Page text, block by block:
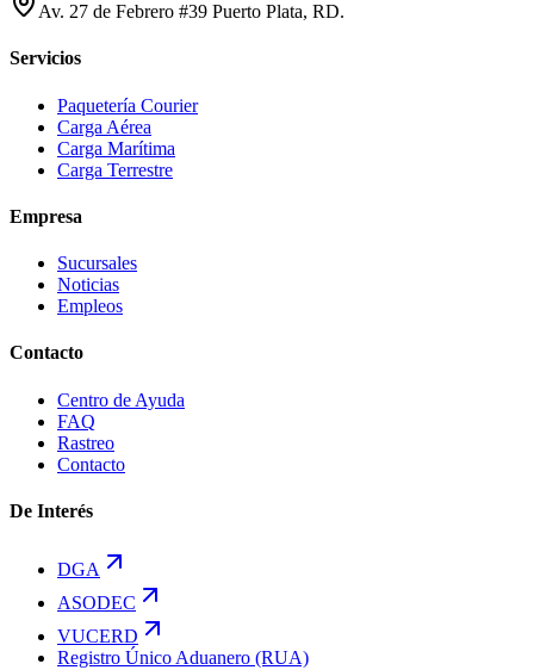
Av. 27 de Febrero #39 Puerto Plata, RD.
Servicios
Paquetería Courier
Carga Aérea
Carga Marítima
Carga Terrestre
Empresa
Sucursales
Noticias
Empleos
Contacto
Centro de Ayuda
FAQ
Rastreo
Contacto
De Interés
DGA
ASODEC
VUCERD
Registro Único Aduanero (RUA)